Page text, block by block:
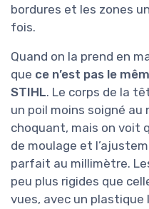
bordures et les zones
fois.
Quand on la prend en
que ce n’est pas le
STIHL. Le corps de la
un poil moins soigné au
choquant, mais on voit
de moulage et
parfait au millimètre.
peu plus rigides que
vues, avec un